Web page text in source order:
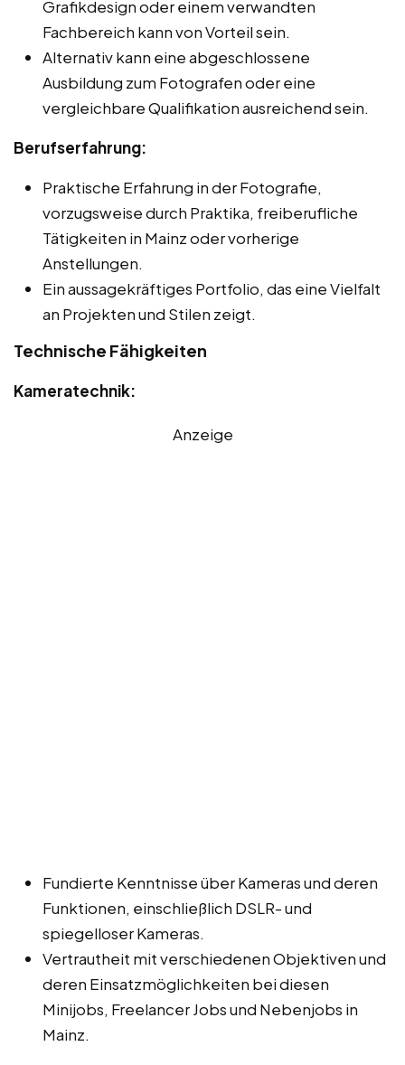
Grafikdesign oder einem verwandten
Fachbereich kann von Vorteil sein.
Alternativ kann eine abgeschlossene
Ausbildung zum Fotografen oder eine
vergleichbare Qualifikation ausreichend sein.
Berufserfahrung:
Praktische Erfahrung in der Fotografie,
vorzugsweise durch Praktika, freiberufliche
Tätigkeiten in Mainz oder vorherige
Anstellungen.
Ein aussagekräftiges Portfolio, das eine Vielfalt
an Projekten und Stilen zeigt.
Technische Fähigkeiten
Kameratechnik:
Anzeige
Fundierte Kenntnisse über Kameras und deren
Funktionen, einschließlich DSLR- und
spiegelloser Kameras.
Vertrautheit mit verschiedenen Objektiven und
deren Einsatzmöglichkeiten bei diesen
Minijobs, Freelancer Jobs und Nebenjobs in
Mainz.